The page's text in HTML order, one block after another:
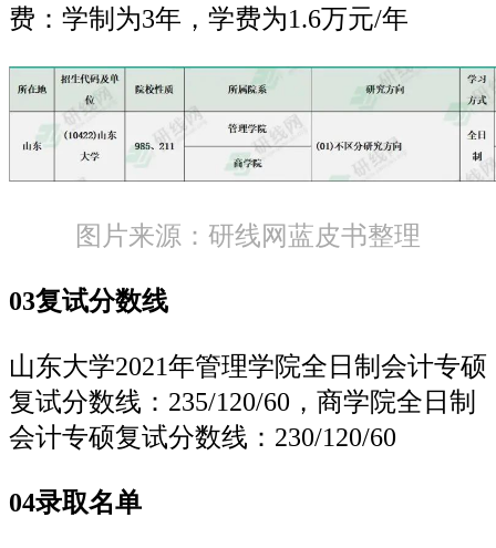
费：学制为3年，学费为1.6万元/年
图片来源：研线网蓝皮书整理
03复试分数线
山东大学2021年管理学院全日制会计专硕
复试分数线：235/120/60，商学院全日制
会计专硕复试分数线：230/120/60
04录取名单